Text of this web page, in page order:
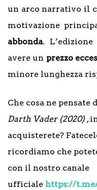
un arco narrativo il
motivazione
abbonda.
avere un prezzo
minore lunghezza
Che cosa ne
Darth Vader (2020) ,
acquisterete?
ricordiamo che
con il nostro canale
ufficiale https://